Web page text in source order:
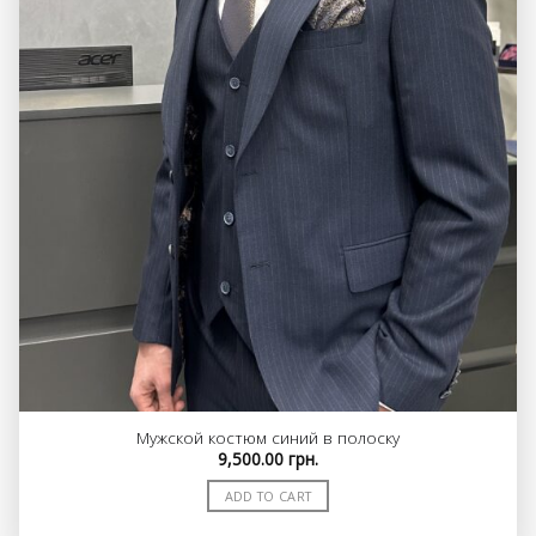
Мужской костюм синий в полоску
9,500.00 грн.
ADD TO CART